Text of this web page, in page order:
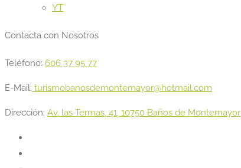
YT
Contacta con Nosotros
Teléfono: 606 37 95 77
E-Mail: turismobanosdemontemayor@hotmail.com
Dirección: Av. las Termas, 41, 10750 Baños de Montemayor